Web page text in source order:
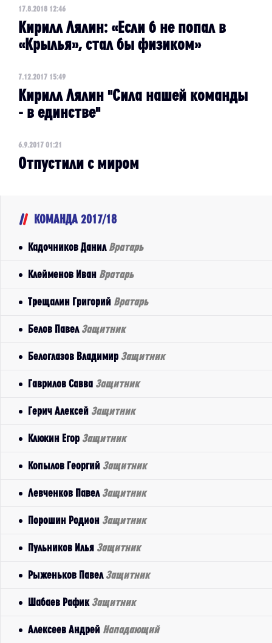
17.8.2018 12:46
Кирилл Лялин: «Если б не попал в
«Крылья», стал бы физиком»
7.12.2017 15:49
Кирилл Лялин "Сила нашей команды
- в единстве"
6.9.2017 01:21
Отпустили с миром
КОМАНДА 2017/18
Кадочников Данил Вратарь
Клейменов Иван Вратарь
Трещалин Григорий Вратарь
Белов Павел Защитник
Белоглазов Владимир Защитник
Гаврилов Савва Защитник
Герич Алексей Защитник
Клюкин Егор Защитник
Копылов Георгий Защитник
Левченков Павел Защитник
Порошин Родион Защитник
Пульников Илья Защитник
Рыженьков Павел Защитник
Шабаев Рафик Защитник
Алексеев Андрей Нападающий